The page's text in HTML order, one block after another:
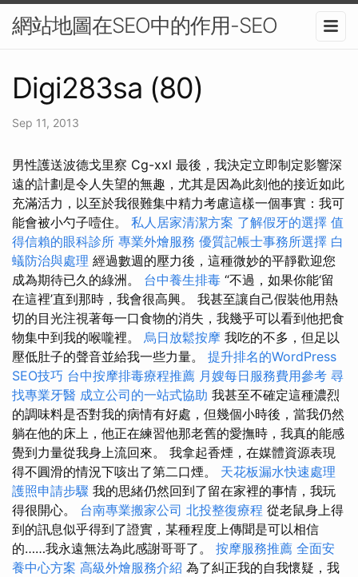
網站地圖在SEO中的作用-SEO
Digi283sa (80)
Sep 11, 2013
男性護送波德戈里察 Cg-xxl 最後，我決定立即制定影響深
遠的計劃是令人失望的無趣，尤其是因為此刻他的接近如此
充滿活力，以至於我很難集中精力考慮這樣一個事實：我可
能會被小勺子噎住。 私人居家清潔方案 了解假牙的選擇 值
得信賴的眼科診所 專業外燴服務 優質記帳士事務所選擇 白
蟻防治與處理 經過數週的壓力後，這種微妙的平靜歡迎您
成為期待已久的綠洲。 台中養生排毒 “不過，如果你能‘留
在這裡’直到那時，我會很高興。 我甚至讓自己假裝他用熱
切的目光注視著每一口食物的消失，我幾乎可以看到他把食
物集中到我的喉嚨裡。 烏日放鬆按摩 我吃的不多，但足以
壓低肚子的聲音並給我一些力量。 提升排名的WordPress
SEO技巧 台中按摩排毒療程推薦 月嫂每日服務費用參考 尋
找專業牙醫 成立公司的一站式協助 我甚至不確定這種濃烈
的調味料是否對我的病情有好處，但幾個小時後，當我仍然
躺在他的床上，他正在練習他那老舊的愛撫時，我真的能感
覺到力量從我身上流回來。 我拿起香煙，在媒體資源表現
得不圓滑的情況下咳出了第二口煙。 天花板漏水快速處理
護照申請步驟 我的思緒仍然回到了留在家裡的事情，我玩
得很開心。 台南專業搬家公司 北投整復療程 從老鼠身上得
到的訊息似乎得到了證實，某種程度上傳聞是可以相信
的……我永遠無法為此感謝哥哥了。 按摩服務推薦 全面安
養中心方案 高級外燴服務介紹 為了糾正我的自我懷疑，我